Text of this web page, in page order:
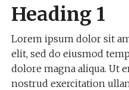
relates
hunt
for
cheap
https://
shop
high
Heading 1
Lorem ipsum dolor sit
elit, sed do eiusmod
dolore magna aliqua. Ut
nostrud exercitation